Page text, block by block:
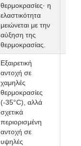
θερμοκρασίες· η
ελαστικότητα
μειώνεται με την
αύξηση της
θερμοκρασίας.
Εξαιρετική
αντοχή σε
χαμηλές
θερμοκρασίες
(-35°C), αλλά
σχετικά
περιορισμένη
αντοχή σε
υψηλές